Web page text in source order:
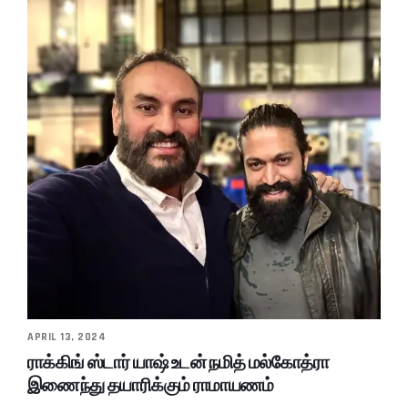
APRIL 13, 2024
ராக்கிங் ஸ்டார் யாஷ் உடன் நமித் மல்கோத்ரா
இணைந்து தயாரிக்கும் ராமாயணம்